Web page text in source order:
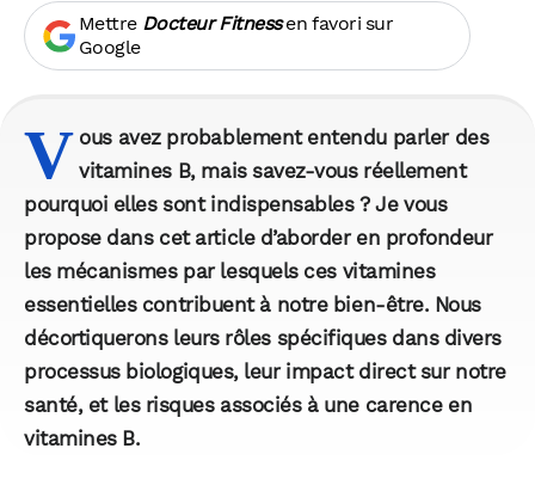
Mettre Docteur Fitnessen favori sur
Google
V ous avez probablement entendu parler des
vitamines B, mais savez-vous réellement
pourquoi elles sont indispensables ? Je vous
propose dans cet article d’aborder en profondeur
les mécanismes par lesquels ces vitamines
essentielles contribuent à notre bien-être. Nous
décortiquerons leurs rôles spécifiques dans divers
processus biologiques, leur impact direct sur notre
santé, et les risques associés à une carence en
vitamines B.